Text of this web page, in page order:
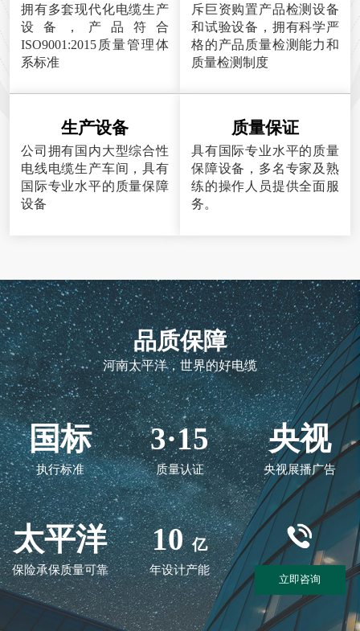
拥有多套现代化电缆生产
设备，产品符合
ISO9001:2015质量管理体
系标准
斥巨资购置产品检测设备
和试验设备，拥有科学严
格的产品质量检测能力和
质量检测制度
生产设备
公司拥有国内大型综合性
电线电缆生产车间，具有
国际专业水平的质量保障
设备
质量保证
具有国际专业水平的质量
保障设备，多名专家及熟
练的操作人员提供全面服
务。
品质保障
河南太平洋，世界的好电缆
国标
执行标准
3·15
质量认证
央视
央视展播广告
太平洋
保险承保质量可靠
10 亿
年设计产能
立即咨询